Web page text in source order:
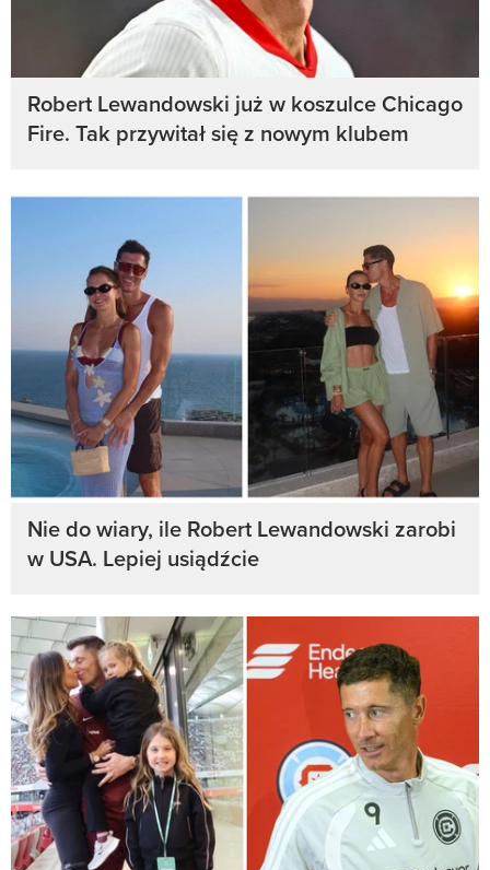
Robert Lewandowski już w koszulce Chicago
Fire. Tak przywitał się z nowym klubem
Nie do wiary, ile Robert Lewandowski zarobi
w USA. Lepiej usiądźcie